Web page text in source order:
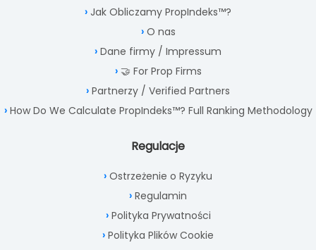
Jak Obliczamy PropIndeks™?
O nas
Dane firmy / Impressum
🤝 For Prop Firms
Partnerzy / Verified Partners
How Do We Calculate PropIndeks™? Full Ranking Methodology
Regulacje
Ostrzeżenie o Ryzyku
Regulamin
Polityka Prywatności
Polityka Plików Cookie